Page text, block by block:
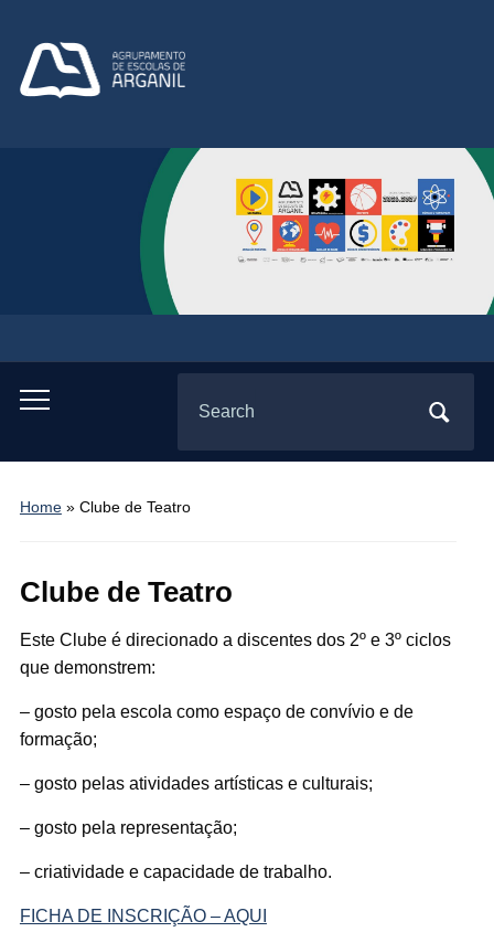
Toggle
menu
for:
Home» Clube de Teatro
Clube de Teatro
Este Clube é direcionado a discentes dos 2º e 3º ciclos
que demonstrem:
– gosto pela escola como espaço de convívio e de
formação;
– gosto pelas atividades artísticas e culturais;
– gosto pela representação;
– criatividade e capacidade de trabalho.
FICHA DE INSCRIÇÃO – AQUI